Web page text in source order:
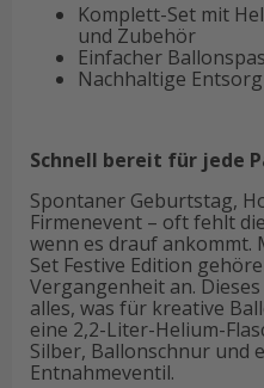
Komplett-Set mit
und Zubehör
Einfacher
Nachhaltige
Schnell bereit für jede
Spontaner Geburtstag,
Firmenevent – oft fehlt
wenn es drauf ankommt.
Set Festive Edition
Vergangenheit an.
alles, was für kreative
eine 2,2-Liter-Helium-
Silber, Ballonschnur und
Entnahmeventil.